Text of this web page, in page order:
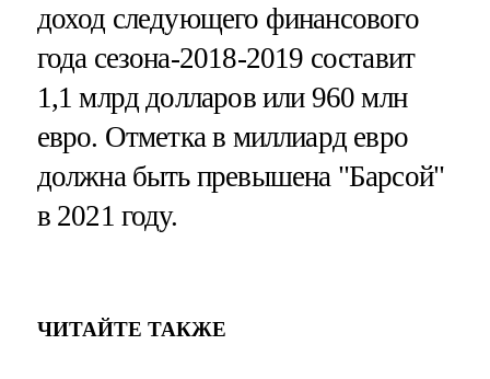
доход следующего финансового
года сезона-2018-2019 составит
1,1 млрд долларов или 960 млн
евро. Отметка в миллиард евро
должна быть превышена "Барсой"
в 2021 году.
ЧИТАЙТЕ ТАКЖЕ